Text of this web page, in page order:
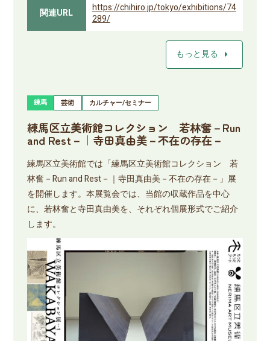
関連URL
https://chihiro.jp/tokyo/exhibitions/74
289/
もっと見る arrow_right
練馬 芸術 カルチャー/セミナー
練馬区立美術館コレクション 若林奮－Run
and Rest－｜寺田真由美－不在の存在－
練馬区立美術館では「練馬区立美術館コレクション 若
林奮－Run and Rest－｜寺田真由美－不在の存在－」展
を開催します。本展覧会では、当館の収蔵作品を中心
に、若林奮と寺田真由美を、それぞれ個展形式でご紹介
します。